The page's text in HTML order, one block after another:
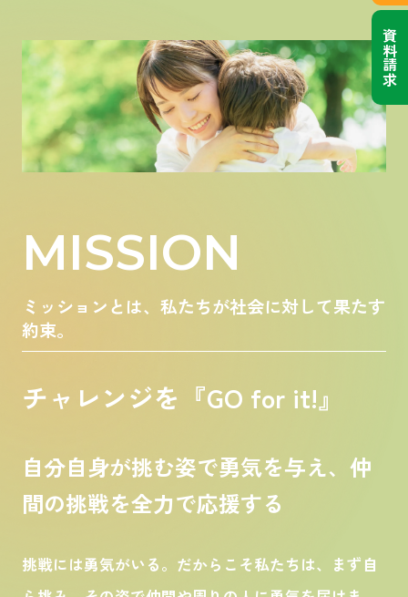
MISSION
ミッションとは、私たちが社会に対して果たす
約束。
チャレンジを『GO for it!』
自分自身が挑む姿で勇気を与え、仲
間の挑戦を全力で応援する
挑戦には勇気がいる。だからこそ私たちは、まず自
資料請求